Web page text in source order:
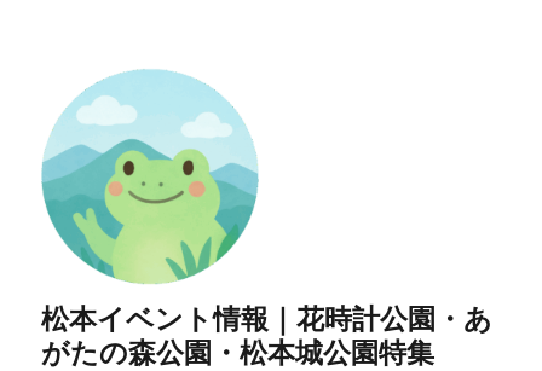
松本イベント情報｜花時計公園・あ
がたの森公園・松本城公園特集